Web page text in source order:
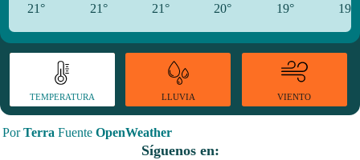
21° 21° 21° 20° 19° 19°
TEMPERATURA LLUVIA VIENTO
PorTerra Fuente OpenWeather
Síguenos en: